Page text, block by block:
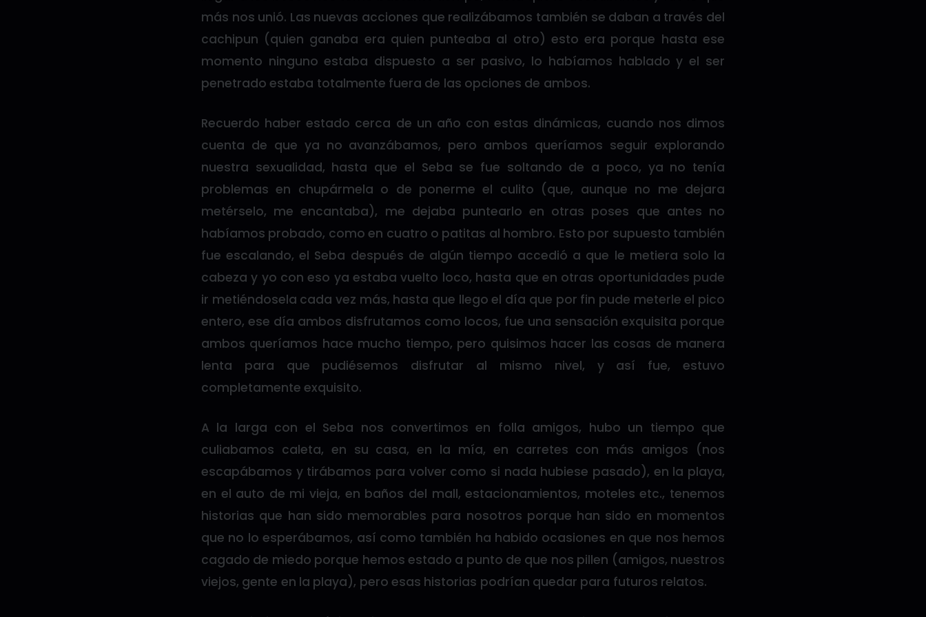
más nos unió. Las nuevas acciones que realizábamos también se daban a través del
cachipun (quien ganaba era quien punteaba al otro) esto era porque hasta ese
momento ninguno estaba dispuesto a ser pasivo, lo habíamos hablado y el ser
penetrado estaba totalmente fuera de las opciones de ambos.
Recuerdo haber estado cerca de un año con estas dinámicas, cuando nos dimos
cuenta de que ya no avanzábamos, pero ambos queríamos seguir explorando
nuestra sexualidad, hasta que el Seba se fue soltando de a poco, ya no tenía
problemas en chupármela o de ponerme el culito (que, aunque no me dejara
metérselo, me encantaba), me dejaba puntearlo en otras poses que antes no
habíamos probado, como en cuatro o patitas al hombro. Esto por supuesto también
fue escalando, el Seba después de algún tiempo accedió a que le metiera solo la
cabeza y yo con eso ya estaba vuelto loco, hasta que en otras oportunidades pude
ir metiéndosela cada vez más, hasta que llego el día que por fin pude meterle el pico
entero, ese día ambos disfrutamos como locos, fue una sensación exquisita porque
ambos queríamos hace mucho tiempo, pero quisimos hacer las cosas de manera
lenta para que pudiésemos disfrutar al mismo nivel, y así fue, estuvo
completamente exquisito.
A la larga con el Seba nos convertimos en folla amigos, hubo un tiempo que
culiabamos caleta, en su casa, en la mía, en carretes con más amigos (nos
escapábamos y tirábamos para volver como si nada hubiese pasado), en la playa,
en el auto de mi vieja, en baños del mall, estacionamientos, moteles etc., tenemos
historias que han sido memorables para nosotros porque han sido en momentos
que no lo esperábamos, así como también ha habido ocasiones en que nos hemos
cagado de miedo porque hemos estado a punto de que nos pillen (amigos, nuestros
viejos, gente en la playa), pero esas historias podrían quedar para futuros relatos.